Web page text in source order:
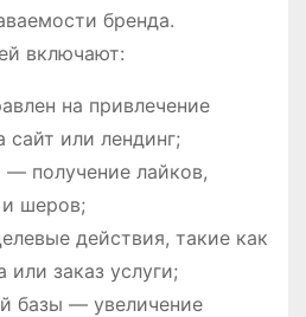
бренда.
включают:
на привлечение
сайт или лендинг;
— получение лайков,
шеров;
действия, такие как
или заказ услуги;
базы — увеличение